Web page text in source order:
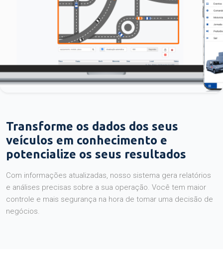
Transforme os dados dos seus
veículos em conhecimento e
potencialize os seus resultados
Com informações atualizadas, nosso sistema gera relatórios
e análises precisas sobre a sua operação. Você tem maior
controle e mais segurança na hora de tomar uma decisão de
negócios.